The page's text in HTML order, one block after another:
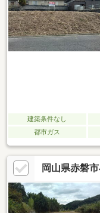
建築条件なし
都市ガス
岡山県赤磐